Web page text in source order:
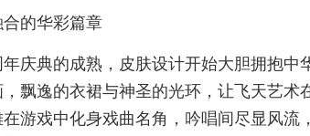
的华彩篇章
年庆典的成熟，皮肤设计开始大胆拥抱中
飘逸的衣裙与神圣的光环，让飞天艺术
游戏中化身戏曲名角，吟唱间尽显风流